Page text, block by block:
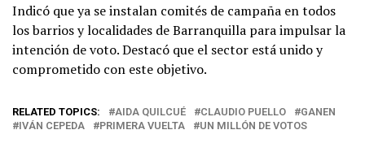
Indicó que ya se instalan comités de campaña en todos
los barrios y localidades de Barranquilla para impulsar la
intención de voto. Destacó que el sector está unido y
comprometido con este objetivo.
RELATED TOPICS: AIDA QUILCUÉ CLAUDIO PUELLO
GANEN
IVÁN CEPEDA
PRIMERA VUELTA UN MILLÓN DE VOTOS